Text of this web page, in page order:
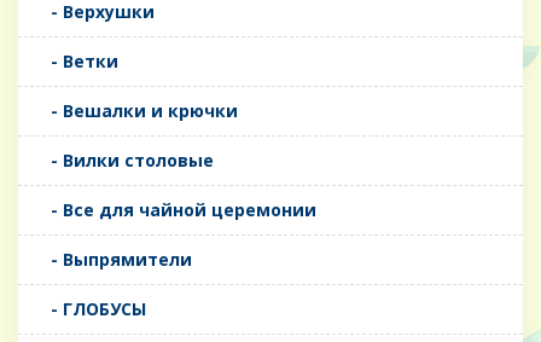
- Верхушки
- Ветки
- Вешалки и крючки
- Вилки столовые
- Все для чайной церемонии
- Выпрямители
- ГЛОБУСЫ